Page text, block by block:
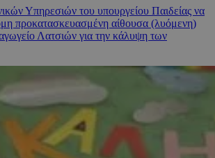
Υπηρεσιών του υπουργείου Παιδείας να
προκατασκευασμένη αίθουσα (λυόμενη)
Λατσιών για την κάλυψη των